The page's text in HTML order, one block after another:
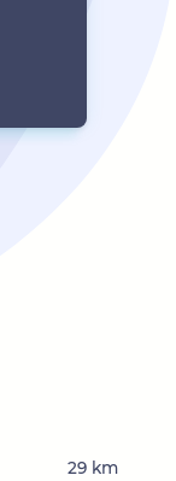
29 km